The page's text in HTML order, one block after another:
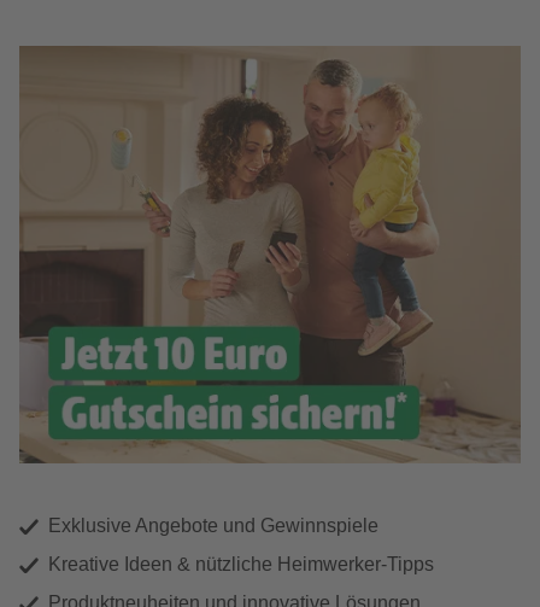
Exklusive Angebote und Gewinnspiele
Kreative Ideen & nützliche Heimwerker-Tipps